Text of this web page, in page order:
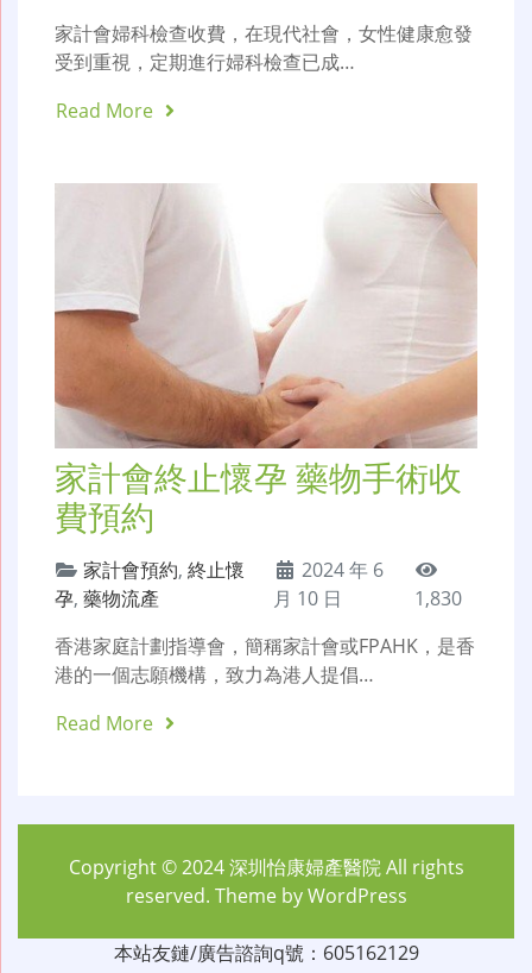
家計會婦科檢查收費，在現代社會，女性健康愈發
受到重視，定期進行婦科檢查已成…
Read More
家計會終止懷孕 藥物手術收
費預約
家計會預約, 終止懷
孕, 藥物流產
2024 年 6
月 10 日
1,830
香港家庭計劃指導會，簡稱家計會或FPAHK，是香
港的一個志願機構，致力為港人提倡…
Read More
Copyright © 2024深圳怡康婦產醫院All rights
reserved. Theme byWordPress
本站友鏈/廣告諮詢q號：605162129